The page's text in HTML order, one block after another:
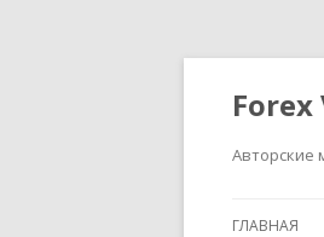
Forex
Авторские
ГЛАВНАЯ